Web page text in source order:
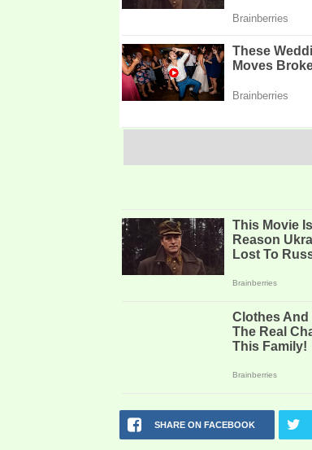
SHARE ON FACEBOOK